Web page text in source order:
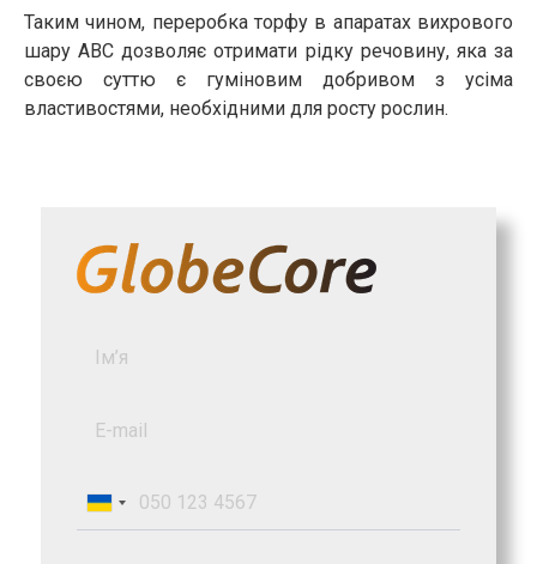
Таким чином, переробка торфу в апаратах вихрового
шару АВС дозволяє отримати рідку речовину, яка за
своєю суттю є гуміновим добривом з усіма
властивостями, необхідними для росту рослин.